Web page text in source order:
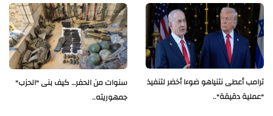
سنوات من الحفر… كيف بنى "الحزب"
جمهوريته..
ترامب أعطى نتنياهو ضوءا أخضر لتنفيذ
"عملية دقيقة"..